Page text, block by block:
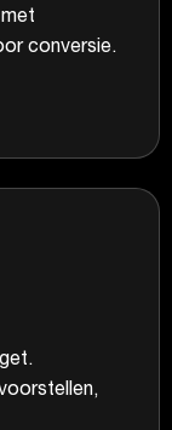
conversie.